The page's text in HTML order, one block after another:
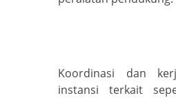
Koordinasi dan
instansi terkait